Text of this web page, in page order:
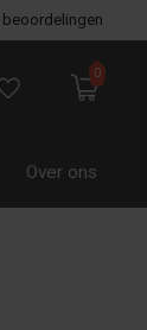
beoordelingen
0
Over ons